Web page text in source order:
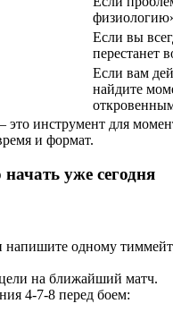
Если вы
перестанет
Если вам
найдите
инструмент для
и формат.
уже сегодня
напишите одному
на ближайший матч.
4-7-8 перед боем: